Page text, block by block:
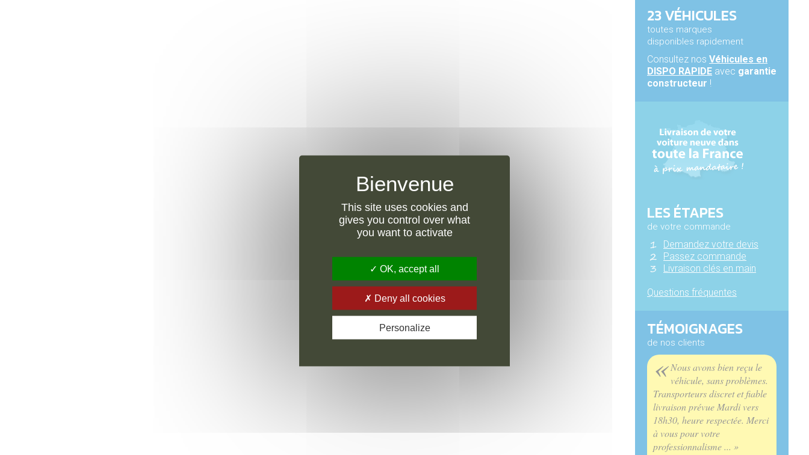
23 VÉHICULES
toutes marques
disponibles rapidement
Consultez nosVéhicules en
DISPO RAPIDE avec garantie
constructeur !
LES ÉTAPES
de votre commande
Demandez votre devis
Passez commande
Livraison clés en main
Questions fréquentes
TÉMOIGNAGES
de nos clients
« Nous avons bien reçu le
véhicule, sans problèmes.
Transporteurs discret et fiable
livraison prévue Mardi vers
18h30, heure respectée. Merci
à vous pour votre
professionnalisme ... »
This site uses cookies and
gives you control over what
you want to activate
OK, accept all
Deny all cookies
Personalize